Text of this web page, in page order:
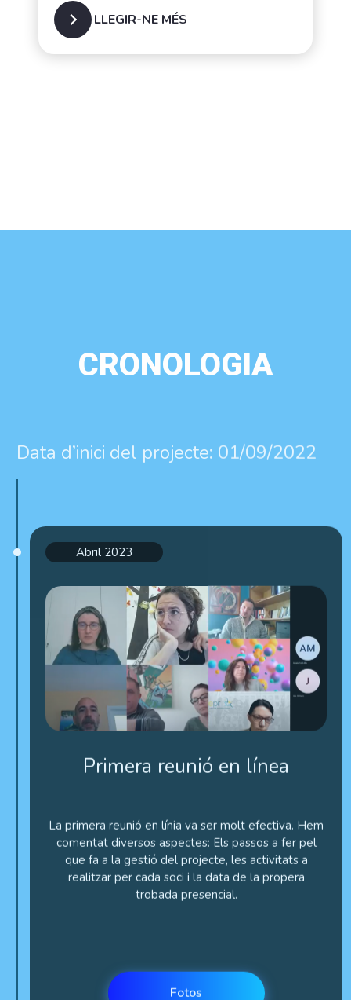
LLEGIR-NE MÉS
CRONOLOGIA
Abril 2023
Primera reunió en línea
que fa a la gestió del projecte, les activitats a
realitzar per cada soci i la data de la propera
trobada presencial.